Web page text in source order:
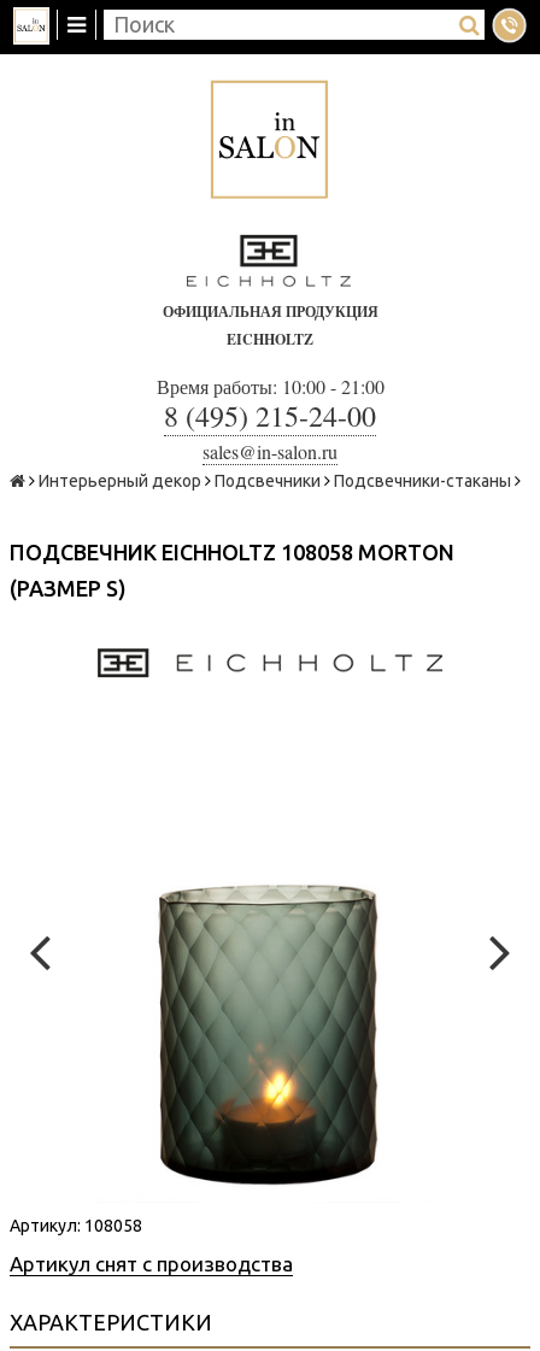
ОФИЦИАЛЬНАЯ ПРОДУКЦИЯ
EICHHOLTZ
Время работы: 10:00 - 21:00
8 (495) 215-24-00
sales@in-salon.ru
Интерьерный декор Подсвечники Подсвечники-стаканы
ПОДСВЕЧНИК EICHHOLTZ 108058 MORTON
(РАЗМЕР S)
Артикул: 108058
Артикул снят с производства
ХАРАКТЕРИСТИКИ